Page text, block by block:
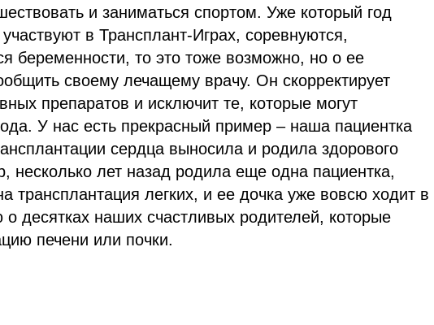
и заниматься спортом. Уже который год
в Трансплант-Играх, соревнуются,
беременности, то это тоже возможно, но о ее
своему лечащему врачу. Он скорректирует
препаратов и исключит те, которые могут
У нас есть прекрасный пример – наша пациентка
сердца выносила и родила здорового
несколько лет назад родила еще одна пациентка,
трансплантация легких, и ее дочка уже вовсю ходит в
десятках наших счастливых родителей, которые
печени или почки.